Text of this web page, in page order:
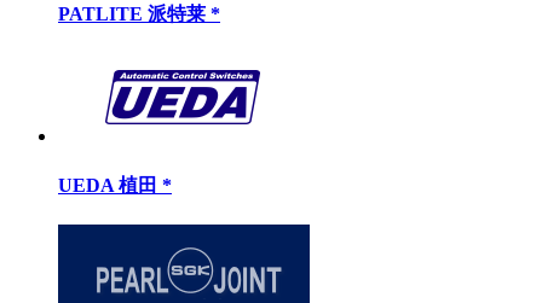
PATLITE 派特莱 *
UEDA 植田 *